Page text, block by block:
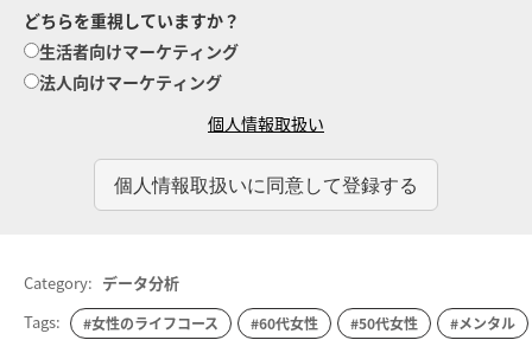
どちらを重視していますか？
生活者向けマーケティング
法人向けマーケティング
個人情報取扱い
Category: データ分析
Tags:
#女性のライフコース #60代女性 #50代女性
#メンタル